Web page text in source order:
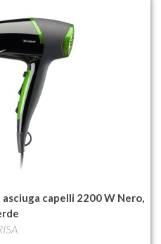
capelli 2200 W Nero,